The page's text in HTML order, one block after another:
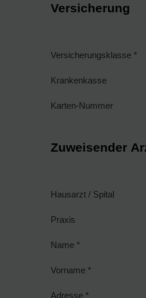
Versicherung
Versicherungsklasse *
Krankenkasse
Karten-Nummer
Zuweisender
Hausarzt / Spital
Praxis
Name *
Vorname *
Adresse *